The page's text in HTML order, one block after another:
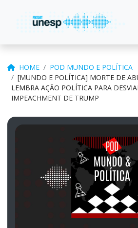
HOME
POD MUNDO E POLÍTICA
[MUNDO E POLÍTICA] MORTE DE
LEMBRA AÇÃO POLÍTICA PARA
IMPEACHMENT DE TRUMP